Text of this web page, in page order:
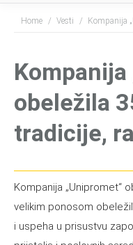
You are here:
Home Vesti Kompanija
Kompanija
obeležila
tradicije,
Kompanija „Unipromet“
velikim ponosom
i uspeha u prisustvu